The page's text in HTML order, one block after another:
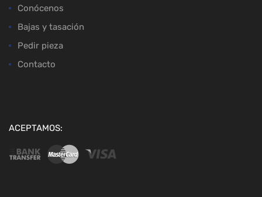
Conócenos
Bajas y tasación
Pedir pieza
Contacto
ACEPTAMOS: